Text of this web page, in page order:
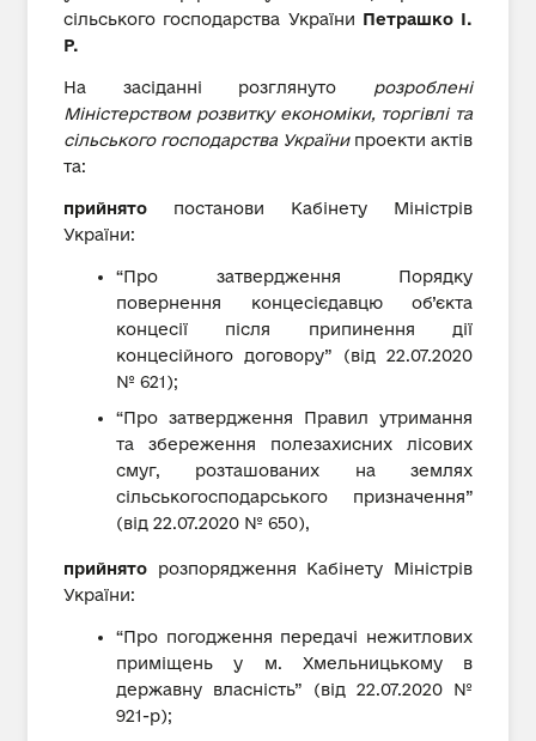
сільського господарства України Петрашко І.
Р.
На засіданні розглянуто розроблені
Міністерством розвитку економіки, торгівлі та
сільського господарства Українипроекти актів
та:
прийнято постанови Кабінету Міністрів
України:
“Про затвердження Порядку
повернення концесієдавцю об’єкта
концесії після припинення дії
концесійного договору” (від 22.07.2020
№ 621);
“Про затвердження Правил утримання
та збереження полезахисних лісових
смуг, розташованих на землях
сільськогосподарського призначення”
(від 22.07.2020 № 650),
прийнято розпорядження Кабінету Міністрів
України:
“Про погодження передачі нежитлових
приміщень у м. Хмельницькому в
державну власність” (від 22.07.2020 №
921-р);